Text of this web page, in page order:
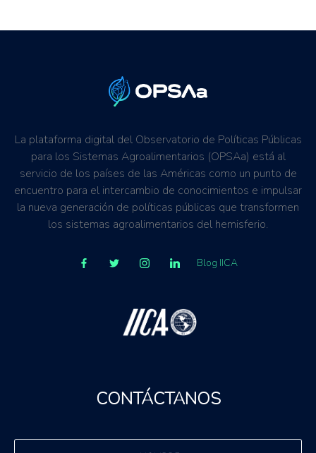
La plataforma digital del Observatorio de Políticas Públicas
para los Sistemas Agroalimentarios (OPSAa) está al
servicio de los países de las Américas como un punto de
encuentro para el intercambio de conocimientos e impulsar
la nueva generación de políticas públicas que transformen
los sistemas agroalimentarios del hemisferio.
Blog IICA
CONTÁCTANOS